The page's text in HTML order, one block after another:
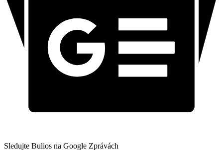
Sledujte Bulios na Google Zprávách